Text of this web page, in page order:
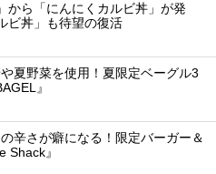
から「にんにくカルビ丼」が発
ビ丼」も待望の復活
夏野菜を使用！夏限定ベーグル3
』
辛さが癖になる！限定バーガー＆
Shack』